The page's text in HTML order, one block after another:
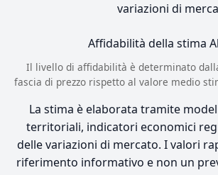
variazioni di
Affidabilità della stima
Il livello di affidabilità è determinato
fascia di prezzo rispetto al valore medio
La stima è elaborata tramite
territoriali, indicatori economici
delle variazioni di mercato. I valori
riferimento informativo e non un